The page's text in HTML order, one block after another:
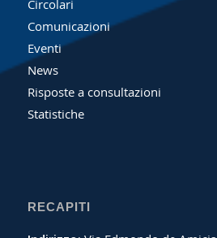
Circolari
Comunicazioni
Eventi
News
Risposte a consultazioni
Statistiche
RECAPITI